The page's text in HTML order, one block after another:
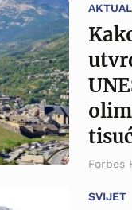
Forbes
SVIJET